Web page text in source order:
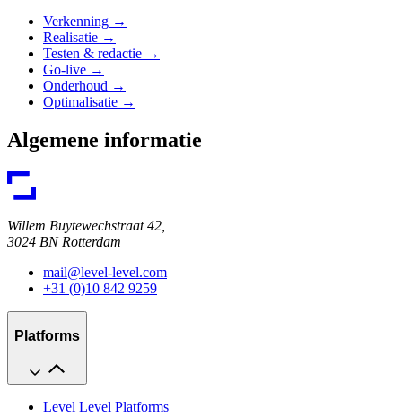
Verkenning →
Realisatie →
Testen & redactie →
Go-live →
Onderhoud →
Optimalisatie →
Algemene informatie
Willem Buytewechstraat 42,
3024 BN Rotterdam
mail@level-level.com
+31 (0)10 842 9259
Platforms
Level Level Platforms